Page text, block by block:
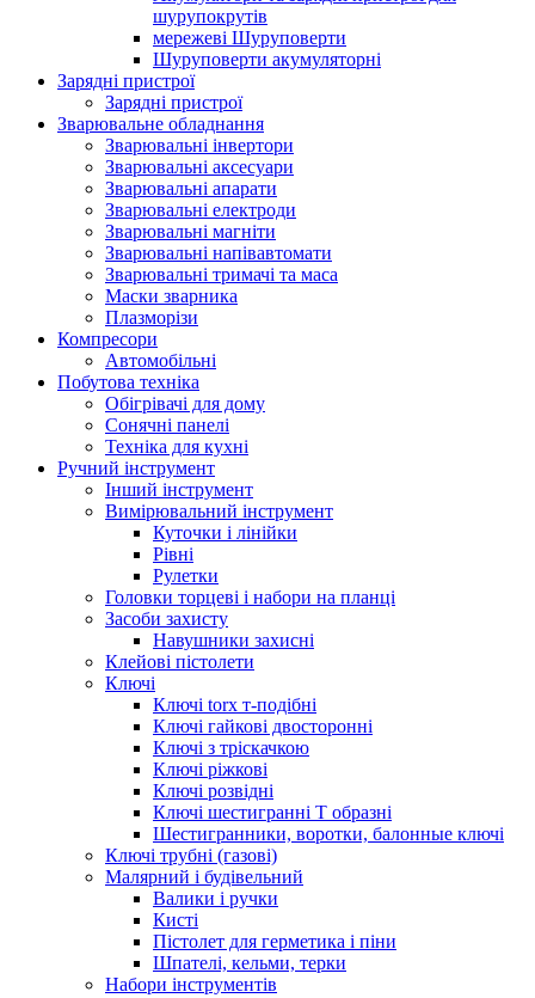
шурупокрутів
мережеві Шуруповерти
Шуруповерти акумуляторні
Зарядні пристрої
Зарядні пристрої
Зварювальне обладнання
Зварювальні інвертори
Зварювальні аксесуари
Зварювальні апарати
Зварювальні електроди
Зварювальні магніти
Зварювальні напівавтомати
Зварювальні тримачі та маса
Маски зварника
Плазморізи
Компресори
Автомобільні
Побутова техніка
Обігрівачі для дому
Сонячні панелі
Техніка для кухні
Ручний інструмент
Інший інструмент
Вимірювальний інструмент
Куточки і лінійки
Рівні
Рулетки
Головки торцеві і набори на планці
Засоби захисту
Навушники захисні
Клейові пістолети
Ключі
Ключі torx т-подібні
Ключі гайкові двосторонні
Ключі з тріскачкою
Ключі ріжкові
Ключі розвідні
Ключі шестигранні Т образні
Шестигранники, воротки, балонные ключі
Ключі трубні (газові)
Малярний і будівельний
Валики і ручки
Кисті
Пістолет для герметика і піни
Шпателі, кельми, терки
Набори інструментів